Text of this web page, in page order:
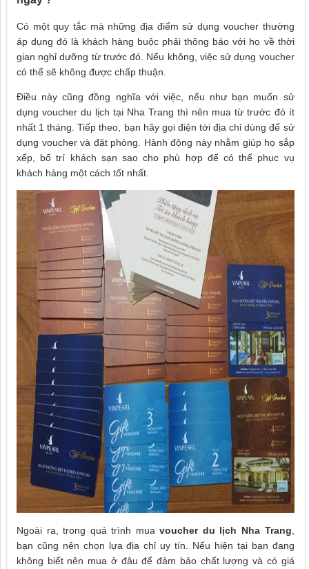
Có một quy tắc mà những địa điểm sử dụng voucher thường
áp dụng đó là khách hàng buộc phải thông báo với họ về thời
gian nghỉ dưỡng từ trước đó. Nếu không, việc sử dụng voucher
có thể sẽ không được chấp thuận.
Điều này cũng đồng nghĩa với việc, nếu như bạn muốn sử
dụng voucher du lịch tại Nha Trang thì nên mua từ trước đó ít
nhất 1 tháng. Tiếp theo, bạn hãy gọi điện tới địa chỉ dùng để sử
dụng voucher và đặt phòng. Hành động này nhằm giúp họ sắp
xếp, bố trí khách sạn sao cho phù hợp để có thể phục vụ
khách hàng một cách tốt nhất.
Ngoài ra, trong quá trình muavoucher du lịch Nha Trang
bạn cũng nên chọn lựa địa chỉ uy tín. Nếu hiện tại bạn đang
không biết nên mua ở đâu để đảm bảo chất lượng và có giá